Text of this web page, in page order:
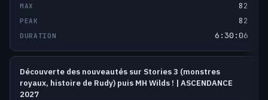
82
82
6:30:06
Découverte des nouveautés sur Stories 3 (monstres
royaux, histoire de Rudy) puis MH Wilds ! | ASCENDANCE
2027